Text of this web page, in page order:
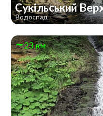
Сукільський
Водоспад
23 км